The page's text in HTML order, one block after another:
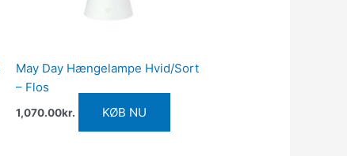
May Day Hængelampe Hvid/Sort
– Flos
1,070.00kr. KØB NU